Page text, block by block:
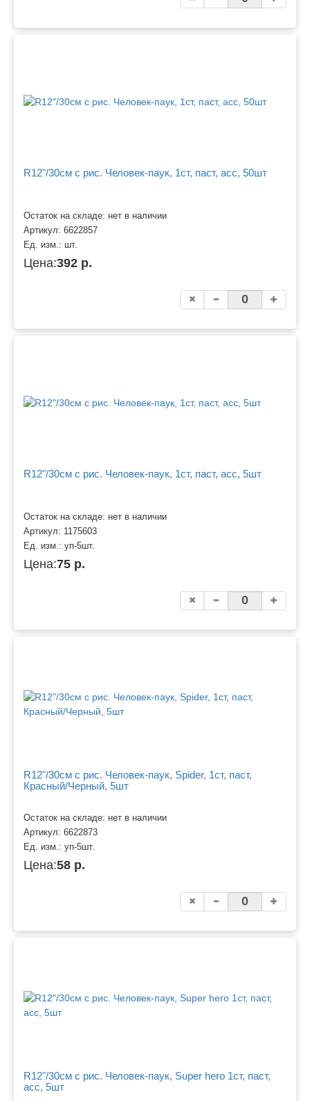
R12"/30см с рис. Человек-паук, 1ст, паст, асс, 50шт
Остаток на складе: нет в наличии
Артикул: 6622857
Ед. изм.: шт.
Цена:392 р.
R12"/30см с рис. Человек-паук, 1ст, паст, асс, 5шт
Остаток на складе: нет в наличии
Артикул: 1175603
Ед. изм.: уп-5шт.
Цена:75 р.
R12"/30см с рис. Человек-паук, Spider, 1ст, паст,
Красный/Черный, 5шт
Остаток на складе: нет в наличии
Артикул: 6622873
Ед. изм.: уп-5шт.
Цена:58 р.
R12"/30см с рис. Человек-паук, Super hero 1ст, паст,
асс, 5шт